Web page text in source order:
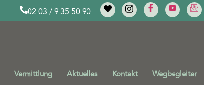
02 03 / 9 35 50 90
Vermittlung Aktuelles Kontakt Wegbegleiter